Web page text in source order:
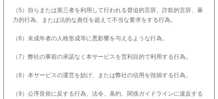
（5）自らまたは第三者を利用して行われる脅迫的言辞、詐欺的言辞、暴
力的行為、または法的な責任を超えて不当な要求をする行為。
（6）未成年者の人格形成等に悪影響を与えるような行為。
（7）弊社の事前の承諾なく本サービスを営利目的で利用する行為。
（8）本サービスの運営を妨げ、または弊社の信用を毀損する行為。
（9）公序良俗に反する行為、法令、条約、関係ガイドラインに違反する